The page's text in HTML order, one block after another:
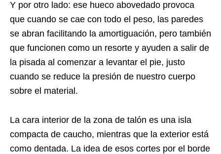
Y por otro lado: ese hueco abovedado provoca
que cuando se cae con todo el peso, las paredes
se abran facilitando la amortiguación, pero también
que funcionen como un resorte y ayuden a salir de
la pisada al comenzar a levantar el pie, justo
cuando se reduce la presión de nuestro cuerpo
sobre el material.
La cara interior de la zona de talón es una isla
compacta de caucho, mientras que la exterior está
como dentada. La idea de esos cortes por el borde